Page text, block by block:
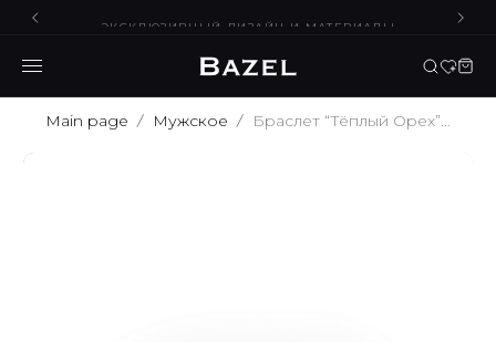
Main page Мужское Браслет “Тёплый Орех” 10 мм